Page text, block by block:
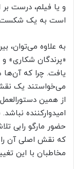
و یا فیلم، درست
است به یک شکست
یافت. چرا که آن‌ها
می‌خواستند یک نقش
حضور مارگو رابی
که نقش اصلی آن
مخاطبان با این